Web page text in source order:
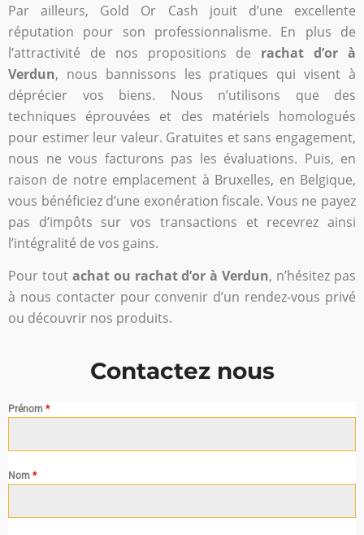
Par ailleurs, Gold Or Cash jouit d’une excellente
réputation pour son professionnalisme. En plus de
l’attractivité de nos propositions de rachat d’or à
Verdun, nous bannissons les pratiques qui visent à
déprécier vos biens. Nous n’utilisons que des
techniques éprouvées et des matériels homologués
pour estimer leur valeur. Gratuites et sans engagement,
nous ne vous facturons pas les évaluations. Puis, en
raison de notre emplacement à Bruxelles, en Belgique,
vous bénéficiez d’une exonération fiscale. Vous ne payez
pas d’impôts sur vos transactions et recevrez ainsi
l’intégralité de vos gains.
Pour tout achat ou rachat d’or à Verdun, n’hésitez pas
à nous contacter pour convenir d’un rendez-vous privé
ou découvrir nos produits.
Contactez nous
Prénom *
Nom *